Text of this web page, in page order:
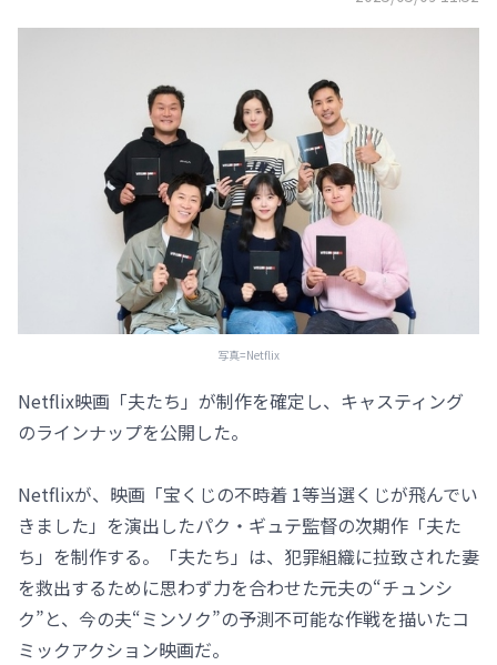
写真=Netflix
Netflix映画「夫たち」が制作を確定し、キャスティング
のラインナップを公開した。
Netflixが、映画「宝くじの不時着 1等当選くじが飛んでい
きました」を演出したパク・ギュテ監督の次期作「夫た
ち」を制作する。「夫たち」は、犯罪組織に拉致された妻
を救出するために思わず力を合わせた元夫の“チュンシ
ク”と、今の夫“ミンソク”の予測不可能な作戦を描いたコ
ミックアクション映画だ。